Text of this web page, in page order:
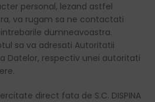
personal, lezand astfel
va rugam sa ne contactati
dumneavoastra.
sa va adresati Autoritatii
Datelor, respectiv unei autoritati
direct fata de S.C. DISPINA